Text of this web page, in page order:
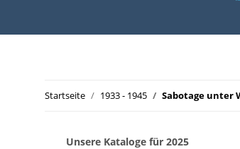
Startseite 1933 - 1945 Sabotage unter
Unsere Kataloge für 2025